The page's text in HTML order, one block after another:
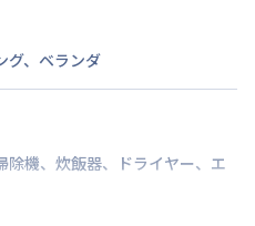
より14日以内
グ、 ベランダ
除機、 炊飯器、 ドライヤー、 エ